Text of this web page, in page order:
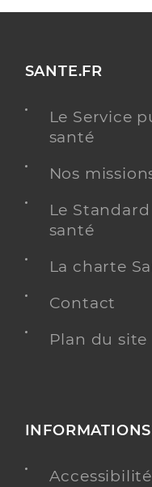
SANTE.FR
Le Service
santé
Nos
Le
santé
La charte
Contact
Plan du site